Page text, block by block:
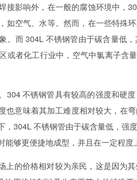
接影响外，在一般的腐蚀环境中，
如空气、水等。然而，在一些特殊
。而 304L 不锈钢管由于碳含量低
或者化工行业中，空气中氯离子含
304 不锈钢管具有较高的强度和硬
也意味着其加工难度相对较大，在
，304L 不锈钢管由于碳含量低，强
够更便捷地成型，并且在一定程度
上的价格相对较为亲民，这是因为